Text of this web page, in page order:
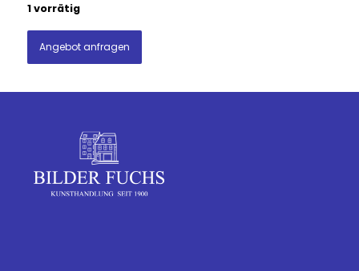
1 vorrätig
Angebot anfragen